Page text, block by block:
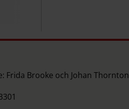
Frida Brooke och Johan Thornton